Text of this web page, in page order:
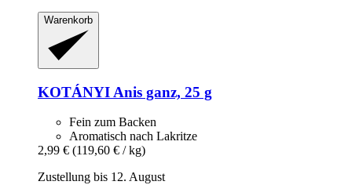
Warenkorb
KOTÁNYI Anis ganz, 25 g
Fein zum Backen
Aromatisch nach Lakritze
2,99 € (119,60 € / kg)
Zustellung bis 12. August